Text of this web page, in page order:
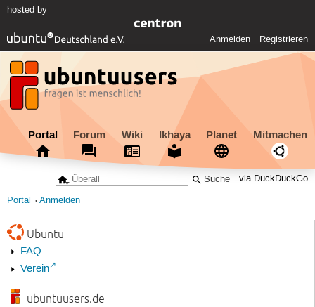
hosted by
Anmelden Registrieren
Portal Forum Wiki Ikhaya Planet Mitmachen
via DuckDuckGo
Portal Anmelden
Ubuntu
FAQ
Verein
ubuntuusers.de